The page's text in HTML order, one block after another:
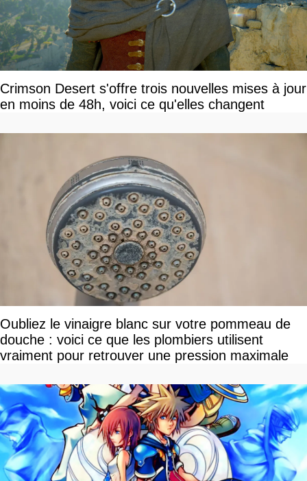
Crimson Desert s'offre trois nouvelles mises à jour
en moins de 48h, voici ce qu'elles changent
Oubliez le vinaigre blanc sur votre pommeau de
douche : voici ce que les plombiers utilisent
vraiment pour retrouver une pression maximale